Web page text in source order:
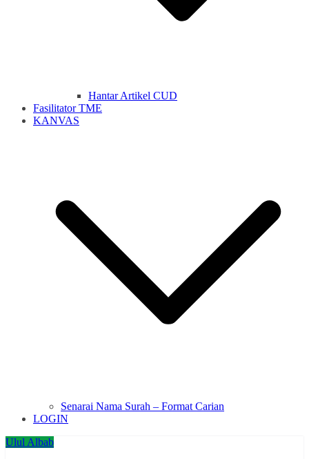
Hantar Artikel CUD
Fasilitator TME
KANVAS
Senarai Nama Surah – Format Carian
LOGIN
Ulul Albab